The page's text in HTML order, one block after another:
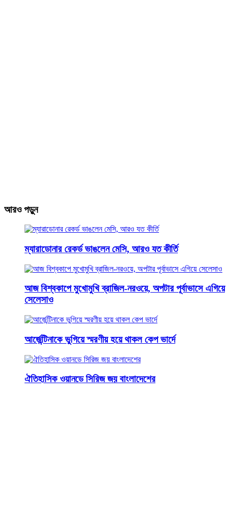
আরও পড়ুন
ম্যারাডোনার রেকর্ড ভাঙলেন মেসি, আরও যত কীর্তি
আজ বিশ্বকাপে মুখোমুখি ব্রাজিল-নরওয়ে, অপটার পূর্বাভাসে এগিয়ে
সেলেসাও
আর্জেন্টিনাকে ভুগিয়ে স্মরণীয় হয়ে থাকল কেপ ভার্দে
ঐতিহাসিক ওয়ানডে সিরিজ জয় বাংলাদেশের